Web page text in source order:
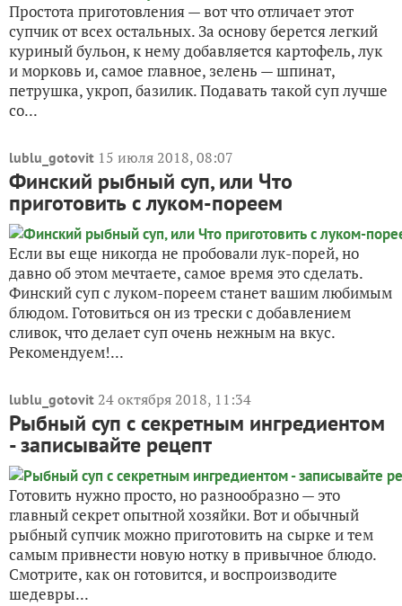
Простота приготовления — вот что отличает этот
супчик от всех остальных. За основу берется легкий
куриный бульон, к нему добавляется картофель, лук
и морковь и, самое главное, зелень — шпинат,
петрушка, укроп, базилик. Подавать такой суп лучше
со...
lublu_gotovit 15 июля 2018, 08:07
Финский рыбный суп, или Что
приготовить с луком-пореем
Если вы еще никогда не пробовали лук-порей, но
давно об этом мечтаете, самое время это сделать.
Финский суп с луком-пореем станет вашим любимым
блюдом. Готовиться он из трески с добавлением
сливок, что делает суп очень нежным на вкус.
Рекомендуем!...
lublu_gotovit 24 октября 2018, 11:34
Рыбный суп с секретным ингредиентом
- записывайте рецепт
Готовить нужно просто, но разнообразно — это
главный секрет опытной хозяйки. Вот и обычный
рыбный супчик можно приготовить на сырке и тем
самым привнести новую нотку в привычное блюдо.
Смотрите, как он готовится, и воспроизводите
шедевры...